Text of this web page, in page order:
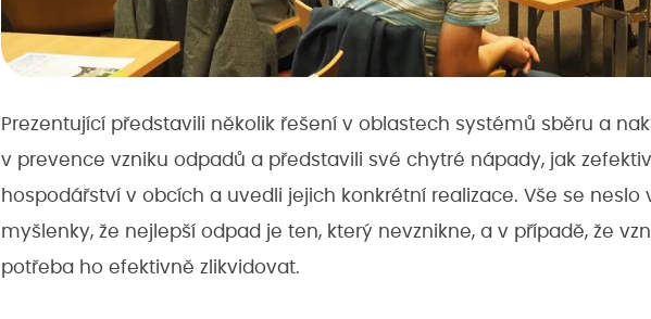
Prezentující představili několik řešení v oblastech systémů sběru a
v prevence vzniku odpadů a představili své chytré nápady, jak
hospodářství v obcích a uvedli jejich konkrétní realizace. Vše se neslo
myšlenky, že nejlepší odpad je ten, který nevznikne, a v případě, že
potřeba ho efektivně zlikvidovat.